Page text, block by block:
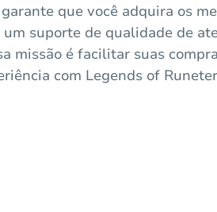
que você adquira os
um suporte de qualidade de
missão é facilitar suas
com Legends of